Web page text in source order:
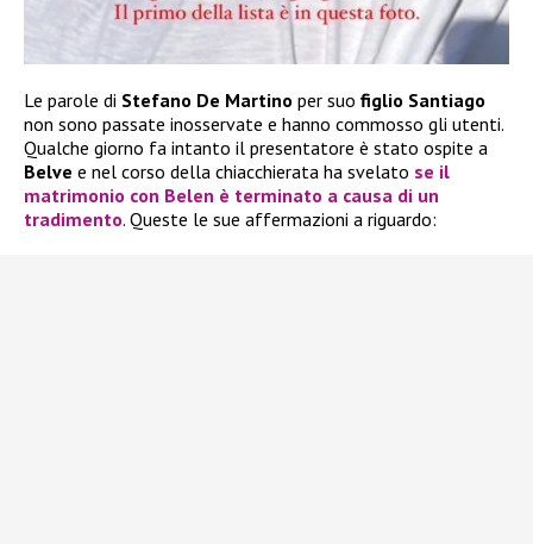
Le parole di Stefano De Martino per suo figlio Santiago
non sono passate inosservate e hanno commosso gli utenti.
Qualche giorno fa intanto il presentatore è stato ospite a
Belve e nel corso della chiacchierata ha svelato se il
matrimonio con Belen è terminato a causa di un
tradimento. Queste le sue affermazioni a riguardo: